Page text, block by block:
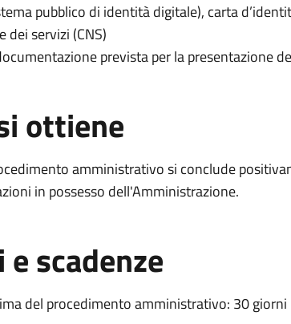
pubblico di identità digitale), carta
dei servizi (CNS)
prevista per la presentazione
ottiene
amministrativo si conclude
in possesso dell'Amministrazione.
e scadenze
del procedimento amministrativo: 30 giorni